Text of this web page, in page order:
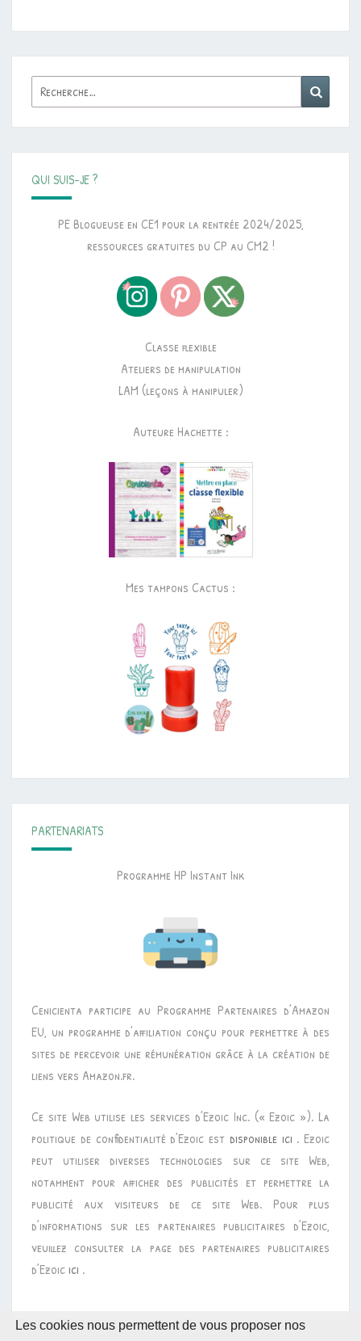
Rechercher :
QUI SUIS-JE ?
PE Blogueuse en CE1 pour la rentrée 2024/2025,
ressources gratuites du CP au CM2 !
Classe flexible
Ateliers de manipulation
LAM (leçons à manipuler)
Auteure Hachette :
Mes tampons Cactus :
PARTENARIATS
Programme HP Instant Ink
Cenicienta participe au Programme Partenaires d’Amazon
EU, un programme d’affiliation conçu pour permettre à des
sites de percevoir une rémunération grâce à la création de
liens vers Amazon.fr.
Ce site Web utilise les services d’Ezoic Inc. (« Ezoic »). La
politique de confidentialité d’Ezoic est disponible ici . Ezoic
peut utiliser diverses technologies sur ce site Web,
notamment pour afficher des publicités et permettre la
publicité aux visiteurs de ce site Web. Pour plus
d’informations sur les partenaires publicitaires d’Ezoic,
veuillez consulter la page des partenaires publicitaires
d’Ezoic ici .
Les cookies nous permettent de vous proposer nos